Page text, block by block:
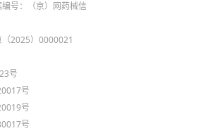
号：（京）网药械信
2025）0000021
号
号
号
号